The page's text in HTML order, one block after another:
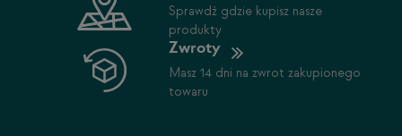
Sprawdź gdzie kupisz nasze
produkty
Zwroty
Masz 14 dni na zwrot zakupionego
towaru